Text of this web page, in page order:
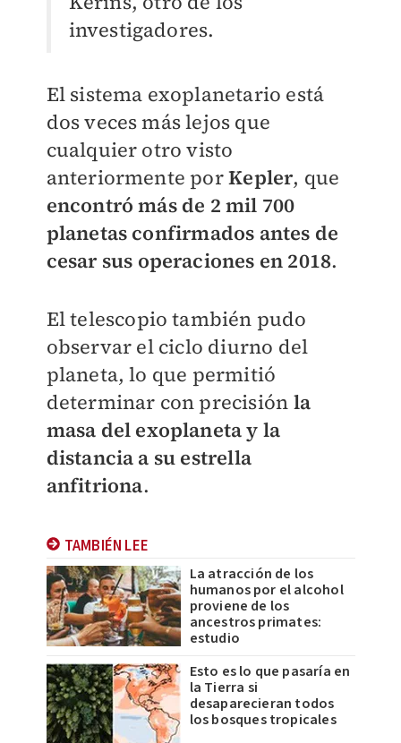
investigadores.
El sistema exoplanetario está
dos veces más lejos que
cualquier otro visto
anteriormente porKepler, que
encontró más de 2 mil 700
planetas confirmados antes de
cesar sus operaciones en 2018.
El telescopio también pudo
observar el ciclo diurno del
planeta, lo que permitió
determinar con precisión la
masa del exoplaneta y la
distancia a su estrella
anfitriona.
TAMBIÉN LEE
La atracción de los
humanos por el alcohol
proviene de los
ancestros primates:
estudio
Esto es lo que pasaría en
la Tierra si
desaparecieran todos
los bosques tropicales